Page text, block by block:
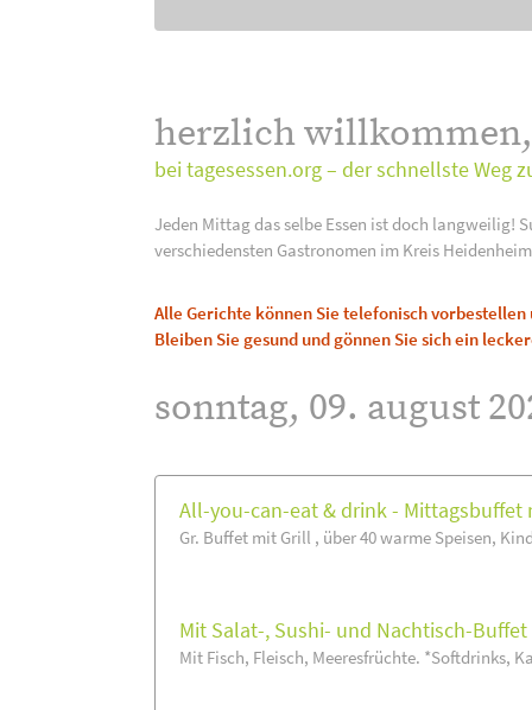
herzlich willkommen,
bei tagesessen.org – der schnellste Weg
Jeden Mittag das selbe Essen ist doch langweilig!
verschiedensten Gastronomen im Kreis
Alle Gerichte können Sie telefonisch
Bleiben Sie gesund und gönnen Sie sich ein
sonntag, 09. august
All-you-can-eat & drink - Mittagsbuffet
Gr. Buffet mit Grill , über 40 warme Speisen,
Mit Salat-, Sushi- und Nachtisch-
Mit Fisch, Fleisch, Meeresfrüchte. *Softdrinks,